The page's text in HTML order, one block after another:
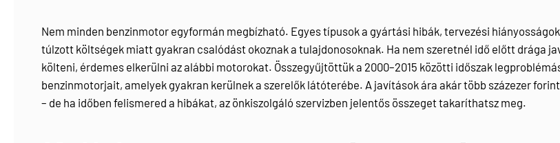
Nem minden benzinmotor egyformán megbízható. Egyes típusok a gyártási hibák, tervezési
túlzott költségek miatt gyakran csalódást okoznak a tulajdonosoknak. Ha nem szeretnél idő előtt drága
költeni, érdemes elkerülni az alábbi motorokat. Összegyűjtöttük a 2000–2015 közötti időszak
benzinmotorjait, amelyek gyakran kerülnek a szerelők látóterébe. A javítások ára akár több százezer
– de ha időben felismered a hibákat, az önkiszolgáló szervizben jelentős összeget takaríthatsz meg.